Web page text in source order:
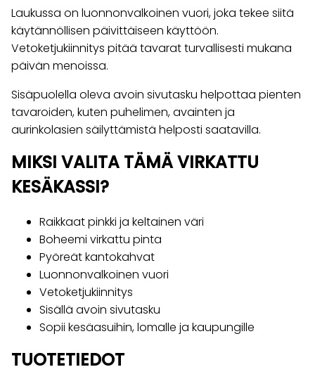
Laukussa on luonnonvalkoinen vuori, joka tekee siitä
käytännöllisen päivittäiseen käyttöön.
Vetoketjukiinnitys pitää tavarat turvallisesti mukana
päivän menoissa.
Sisäpuolella oleva avoin sivutasku helpottaa pienten
tavaroiden, kuten puhelimen, avainten ja
aurinkolasien säilyttämistä helposti saatavilla.
MIKSI VALITA TÄMÄ VIRKATTU
KESÄKASSI?
Raikkaat pinkki ja keltainen väri
Boheemi virkattu pinta
Pyöreät kantokahvat
Luonnonvalkoinen vuori
Vetoketjukiinnitys
Sisällä avoin sivutasku
Sopii kesäasuihin, lomalle ja kaupungille
TUOTETIEDOT